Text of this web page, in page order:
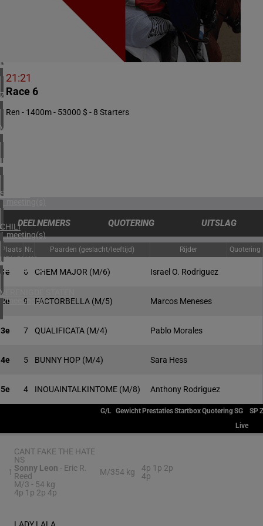
NOORWEGEN
1 meeting(s)
ZUID-AFRIKA
1 meeting(s)
VERENIGD KONINKRIJK
4 meeting(s)
IERLAND
2 meeting(s)
SPANJE
1 meeting(s)
CHILI
1 meeting(s)
URUGUAY
1 meeting(s)
VERENIGDE STATEN
4 meeting(s)
21:21
Race 6
Ren - 1400m - 53000 $ - 8 Starters
DEELNEMERS QUOTERING UITSLAG
Plaats Nr. Paarden (geslacht/leeftijd) Rijder Quotering
1e 6 CHEM MAJOR (M/6) Israel O. Rodriguez
2e 9 FACTORBELLA (M/5) Marcos Meneses
3e 7 QUALIFICATA (M/4) Pablo Morales
4e 5 BUNNY HOP (M/4) Sara Hess
5e 4 INOUAINTALKINTOME (M/8) Anthony Rodriguez
G/L Gewicht PrestatiesStartboxQuoteringSG SP
Live
1
CANT FAKE THE HATE
NS
Sonny Leon - Eric R.
Reed
M/3 - 54 kg
4p 1p 2p 4p
M/354 kg
4p 1p 2p
4p